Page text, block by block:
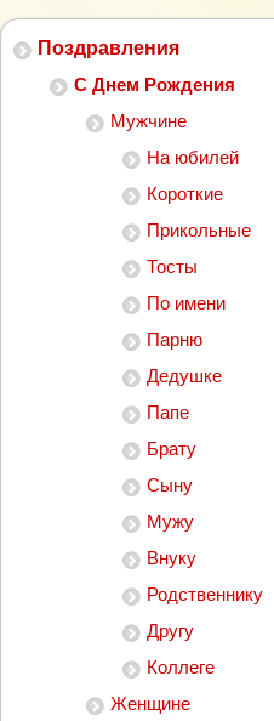
Поздравления
С Днем Рождения
Мужчине
На юбилей
Короткие
Прикольные
Тосты
По имени
Парню
Дедушке
Папе
Брату
Сыну
Мужу
Внуку
Родственнику
Другу
Коллеге
Женщине